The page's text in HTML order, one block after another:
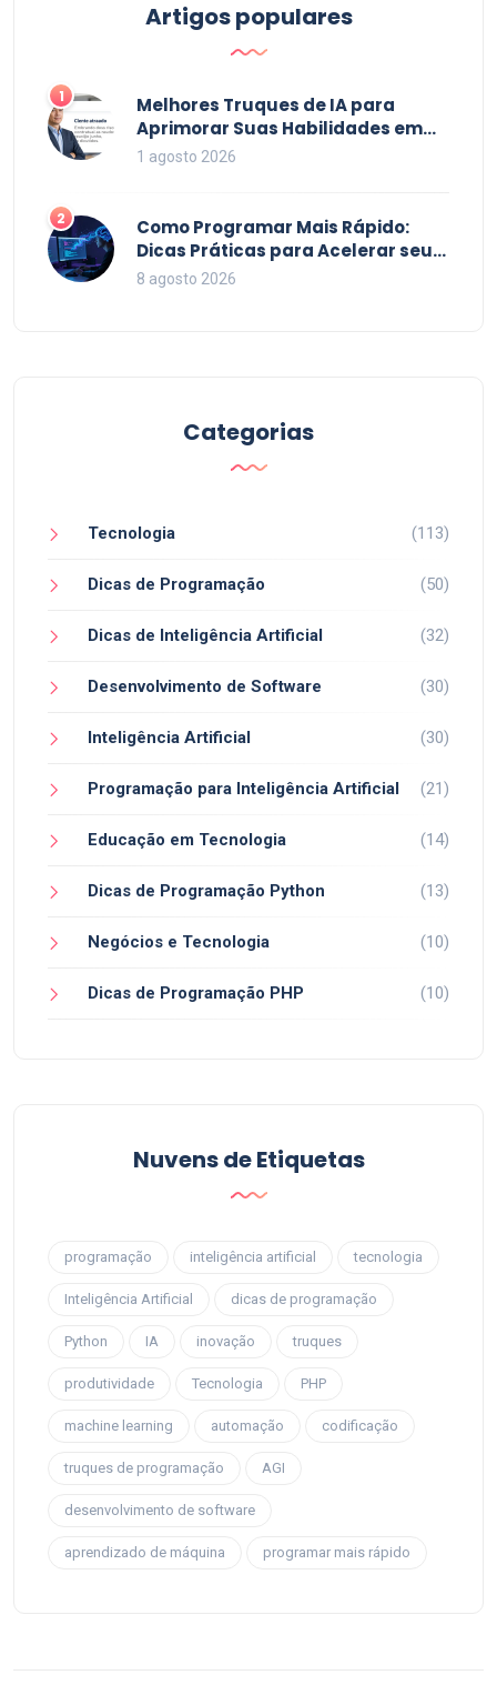
Artigos populares
1
Melhores Truques de IA para
Aprimorar Suas Habilidades em
2026
1 agosto 2026
2
Como Programar Mais Rápido:
Dicas Práticas para Acelerar seu
Código em 2026
8 agosto 2026
Categorias
Tecnologia (113)
Dicas de Programação (50)
Dicas de Inteligência Artificial (32)
Desenvolvimento de Software (30)
Inteligência Artificial (30)
Programação para Inteligência Artificial (21)
Educação em Tecnologia (14)
Dicas de Programação Python (13)
Negócios e Tecnologia (10)
Dicas de Programação PHP (10)
Nuvens de Etiquetas
programação inteligência artificial tecnologia
Inteligência Artificial dicas de programação
Python IA inovação truques
produtividade Tecnologia PHP
machine learning automação codificação
truques de programação AGI
desenvolvimento de software
aprendizado de máquina programar mais rápido